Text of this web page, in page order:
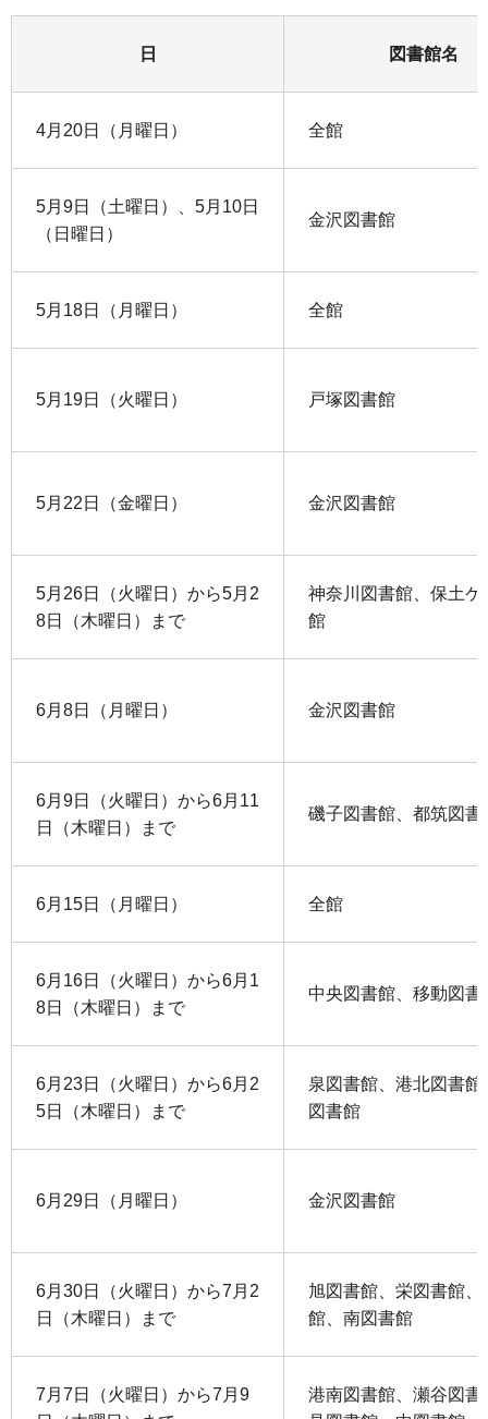
日 図書館名
4月20日（月曜日） 全館
5月9日（土曜日）、5月10日
（日曜日）
金沢図書館
5月18日（月曜日） 全館
5月19日（火曜日） 戸塚図書館
5月22日（金曜日） 金沢図書館
5月26日（火曜日）から5月2
8日（木曜日）まで
神奈川図書館、保土ケ
館
6月8日（月曜日） 金沢図書館
6月9日（火曜日）から6月11
日（木曜日）まで
磯子図書館、都筑図書
6月15日（月曜日） 全館
6月16日（火曜日）から6月1
8日（木曜日）まで
中央図書館、移動図書
6月23日（火曜日）から6月2
5日（木曜日）まで
泉図書館、港北図書館
図書館
6月29日（月曜日） 金沢図書館
6月30日（火曜日）から7月2
日（木曜日）まで
旭図書館、栄図書館、
館、南図書館
7月7日（火曜日）から7月9
港南図書館、瀬谷図書